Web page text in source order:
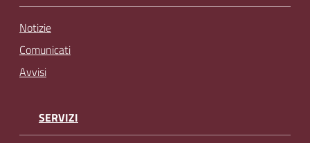
Notizie
Comunicati
Avvisi
SERVIZI